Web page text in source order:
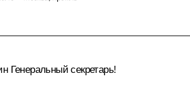
Генеральный секретарь!